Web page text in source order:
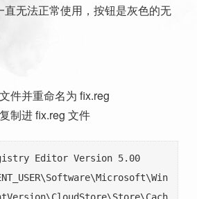
无法正常使用，按钮是灰色的无
件并重命名为 fix.reg
制进 fix.reg 文件
Editor Version 5.00